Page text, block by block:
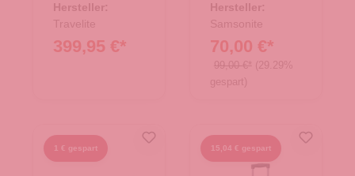
Hersteller:
Travelite
399,95 €*
Hersteller:
Samsonite
70,00 €*
99,00 €* (29.29%
gespart)
1 € gespart 15,04 € gespart